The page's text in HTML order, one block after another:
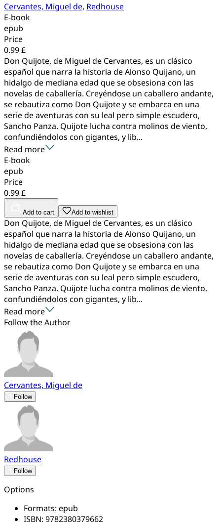
Cervantes, Miguel de, Redhouse
E-book
epub
Price
0.99 £
Don Quijote, de Miguel de Cervantes, es un clásico
español que narra la historia de Alonso Quijano, un
hidalgo de mediana edad que se obsesiona con las
novelas de caballería. Creyéndose un caballero andante,
se rebautiza como Don Quijote y se embarca en una
serie de aventuras con su leal pero simple escudero,
Sancho Panza. Quijote lucha contra molinos de viento,
confundiéndolos con gigantes, y lib...
Read more
E-book
epub
Price
0.99 £
Add to cart Add to wishlist
Don Quijote, de Miguel de Cervantes, es un clásico
español que narra la historia de Alonso Quijano, un
hidalgo de mediana edad que se obsesiona con las
novelas de caballería. Creyéndose un caballero andante,
se rebautiza como Don Quijote y se embarca en una
serie de aventuras con su leal pero simple escudero,
Sancho Panza. Quijote lucha contra molinos de viento,
confundiéndolos con gigantes, y lib...
Read more
Follow the Author
Cervantes, Miguel de
Follow
Redhouse
Follow
Options
Formats: epub
ISBN: 9782380379662